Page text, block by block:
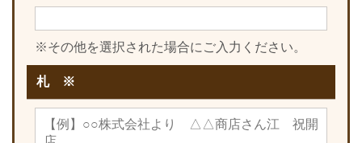
※その他を選択された場合にご入力ください。
札 ※